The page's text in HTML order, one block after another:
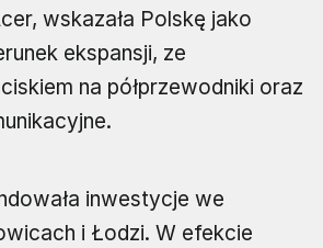
wskazała Polskę jako
ekspansji, ze
na półprzewodniki oraz
inwestycje we
i Łodzi. W efekcie